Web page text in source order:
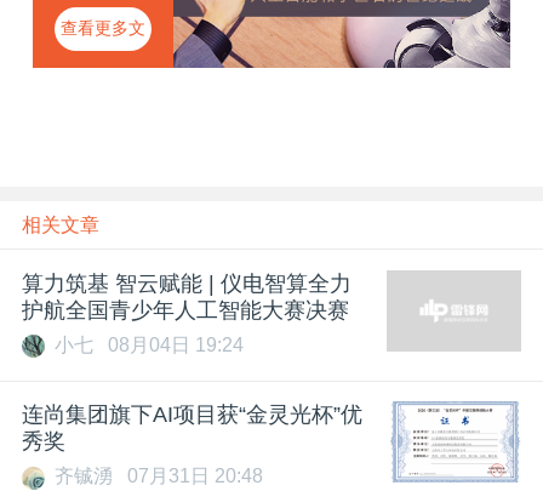
纪之战
查看更多文
章
相关文章
算力筑基 智云赋能 | 仪电智算全力
护航全国青少年人工智能大赛决赛
小七 08月04日 19:24
连尚集团旗下AI项目获“金灵光杯”优
秀奖
齐铖湧 07月31日 20:48